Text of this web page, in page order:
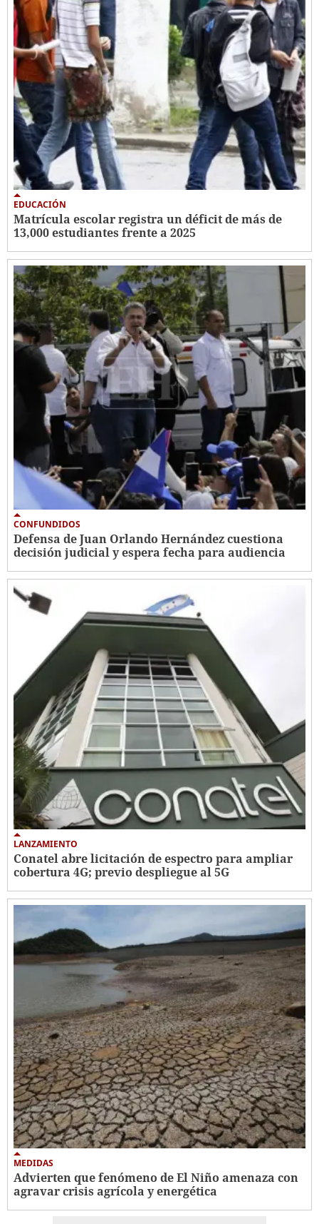
EDUCACIÓN
Matrícula escolar registra un déficit de más de
13,000 estudiantes frente a 2025
CONFUNDIDOS
Defensa de Juan Orlando Hernández cuestiona
decisión judicial y espera fecha para audiencia
LANZAMIENTO
Conatel abre licitación de espectro para ampliar
cobertura 4G; previo despliegue al 5G
MEDIDAS
Advierten que fenómeno de El Niño amenaza con
agravar crisis agrícola y energética